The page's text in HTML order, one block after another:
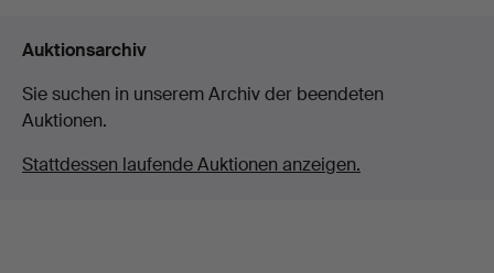
Auktionsarchiv
Sie suchen in unserem Archiv der beendeten
Auktionen.
Stattdessen laufende Auktionen anzeigen.